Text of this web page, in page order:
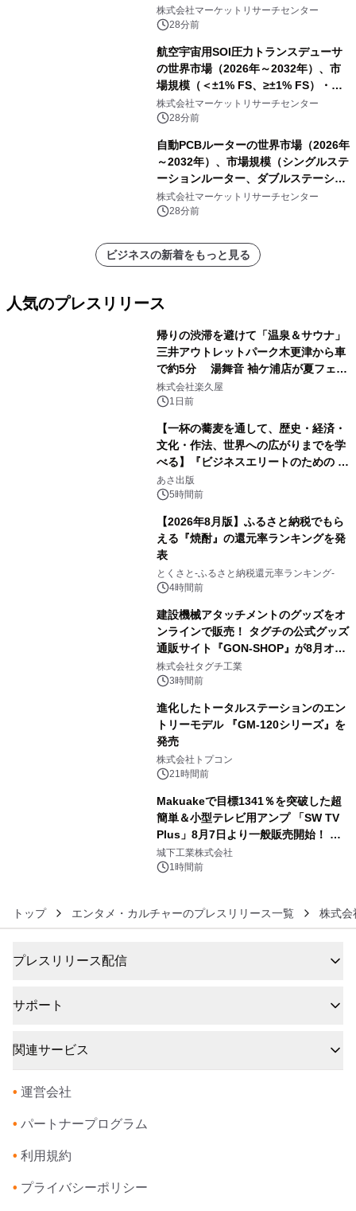
ア、ソフトウェア、サービス）・分析
レポートを発表
株式会社マーケットリサーチセンター
28分前
航空宇宙用SOI圧力トランスデューサ
の世界市場（2026年～2032年）、市
場規模（＜±1% FS、≥±1% FS）・分
析レポートを発表
株式会社マーケットリサーチセンター
28分前
自動PCBルーターの世界市場（2026年
～2032年）、市場規模（シングルステ
ーションルーター、ダブルステーショ
ンルーター）・分析レポートを発表
株式会社マーケットリサーチセンター
28分前
ビジネスの新着をもっと見る
人気のプレスリリース
帰りの渋滞を避けて「温泉＆サウナ」
三井アウトレットパーク木更津から車
で約5分 湯舞音 袖ケ浦店が夏フェア
メニューを提供
株式会社楽久屋
1日前
【一杯の蕎麦を通して、歴史・経済・
文化・作法、世界への広がりまでを学
べる】『ビジネスエリートのための 教
養としての蕎麦』2026年8月25日
（火）発売
あさ出版
5時間前
【2026年8月版】ふるさと納税でもら
える『焼酎』の還元率ランキングを発
表
とくさと-ふるさと納税還元率ランキング-
4時間前
建設機械アタッチメントのグッズをオ
ンラインで販売！ タグチの公式グッズ
通販サイト『GON-SHOP』が8月オー
プン
株式会社タグチ工業
3時間前
進化したトータルステーションのエン
トリーモデル 『GM-120シリーズ』を
発売
株式会社トプコン
21時間前
Makuakeで目標1341％を突破した超
簡単＆小型テレビ用アンプ 「SW TV
Plus」8月7日より一般販売開始！ ケ
ーブル1本つなぐだけ、テレビの音が
ぐっと豊かに
城下工業株式会社
1時間前
トップ エンタメ・カルチャーのプレスリリース一覧 株式会
プレスリリース配信
サポート
関連サービス
• 運営会社
• パートナープログラム
• 利用規約
• プライバシーポリシー